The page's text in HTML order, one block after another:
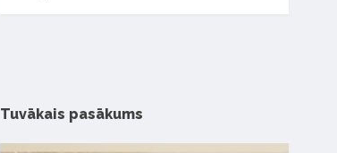
Tuvākais pasākums